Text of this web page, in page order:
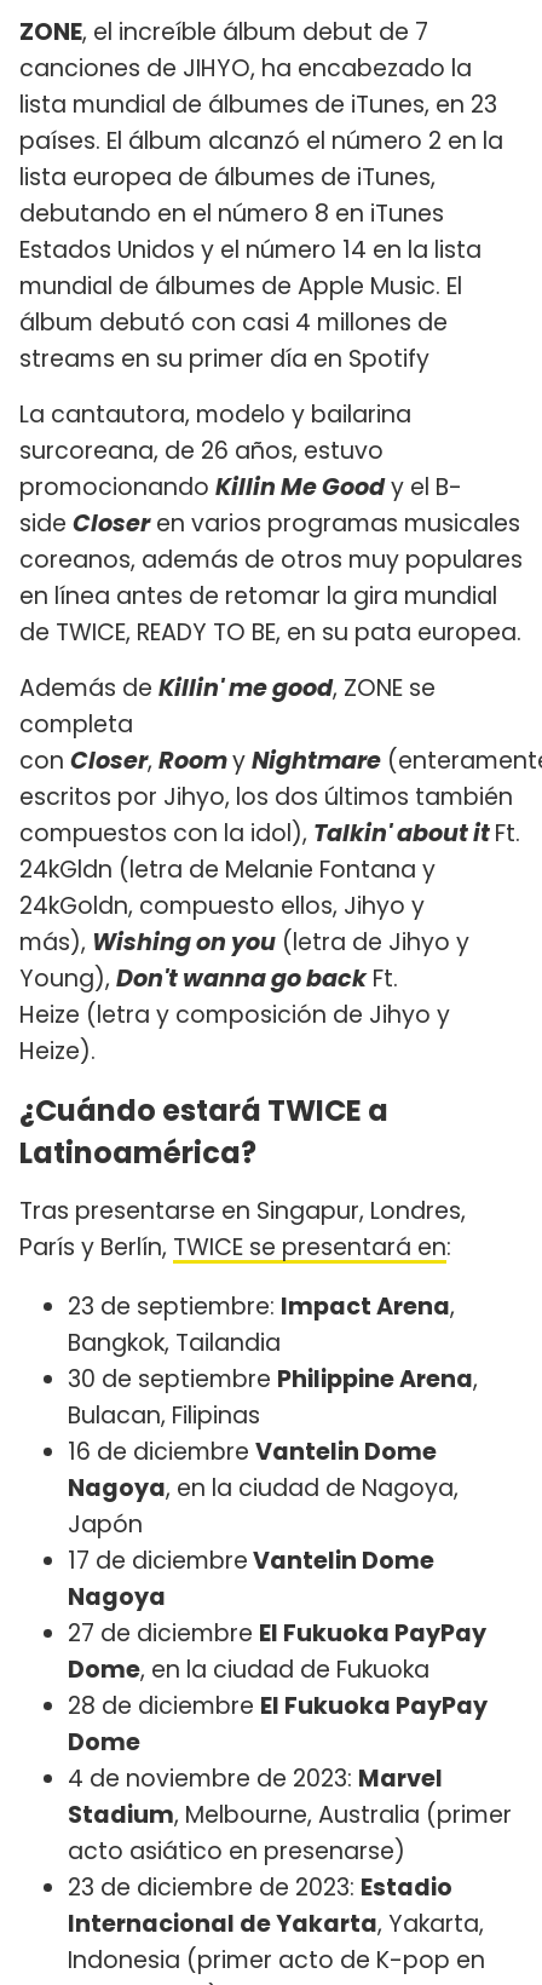
ZONE, el increíble álbum debut de 7
canciones de JIHYO, ha encabezado la
lista mundial de álbumes de iTunes, en 23
países. El álbum alcanzó el número 2 en la
lista europea de álbumes de iTunes,
debutando en el número 8 en iTunes
Estados Unidos y el número 14 en la lista
mundial de álbumes de Apple Music. El
álbum debutó con casi 4 millones de
streams en su primer día en Spotify
La cantautora, modelo y bailarina
surcoreana, de 26 años, estuvo
promocionando Killin Me Goody el B-
side Closeren varios programas musicales
coreanos, además de otros muy populares
en línea antes de retomar la gira mundial
de TWICE, READY TO BE, en su pata europea.
Además de Killin' me good, ZONE se
completa
con Closer, RoomyNightmare
escritos por Jihyo, los dos últimos también
compuestos con la idol), Talkin' about itFt.
24kGldn (letra de Melanie Fontana y
24kGoldn, compuesto ellos, Jihyo y
más), Wishing on you (letra de Jihyo y
Young), Don't wanna go backFt.
Heize (letra y composición de Jihyo y
Heize).
¿Cuándo estará TWICE a
Latinoamérica?
Tras presentarse en Singapur, Londres,
París y Berlín, TWICE se presentará en:
23 de septiembre: Impact Arena,
Bangkok, Tailandia
30 de septiembre Philippine Arena,
Bulacan, Filipinas
16 de diciembre Vantelin Dome
Nagoya, en la ciudad de Nagoya,
Japón
17 de diciembreVantelin Dome
Nagoya
27 de diciembre El Fukuoka PayPay
Dome, en la ciudad de Fukuoka
28 de diciembre El Fukuoka PayPay
Dome
4 de noviembre de 2023: Marvel
Stadium, Melbourne, Australia (primer
acto asiático en presenarse)
23 de diciembre de 2023: Estadio
Internacional de Yakarta, Yakarta,
Indonesia (primer acto de K-pop en